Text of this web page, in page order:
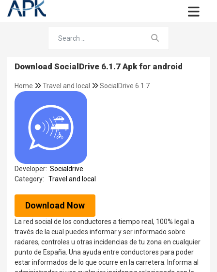
Download SocialDrive 6.1.7 Apk for android
Home Travel and local SocialDrive 6.1.7
Developer: Socialdrive
Category:
Travel and local
Download Now
La red social de los conductores a tiempo real, 100% legal a
través de la cual puedes informar y ser informado sobre
radares, controles u otras incidencias de tu zona en cualquier
punto de España. Una ayuda entre conductores para poder
estar informados de lo que ocurre en la carretera. Informa al